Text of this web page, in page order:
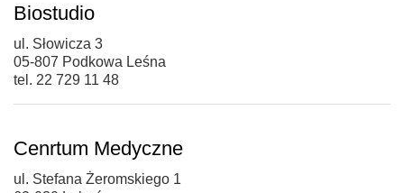
Biostudio
ul. Słowicza 3
05-807 Podkowa Leśna
tel. 22 729 11 48
Cenrtum Medyczne
ul. Stefana Żeromskiego 1